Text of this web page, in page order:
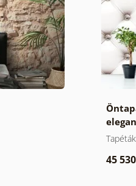
Tapéták
45